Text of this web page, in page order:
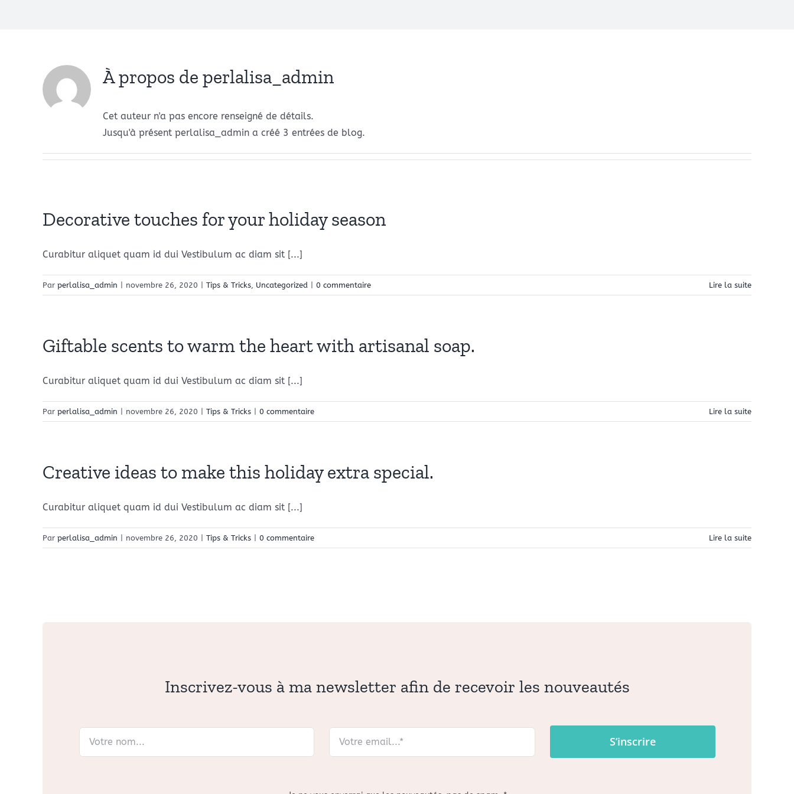
À propos de perlalisa_admin
Cet auteur n'a pas encore renseigné de détails.
Jusqu'à présent perlalisa_admin a créé 3 entrées de blog.
Decorative touches for your holiday season
Curabitur aliquet quam id dui Vestibulum ac diam sit [...]
Par perlalisa_admin novembre 26, 2020 Tips & Tricks, Uncategorized 0 commentaire Lire la suite
Giftable scents to warm the heart with artisanal soap.
Curabitur aliquet quam id dui Vestibulum ac diam sit [...]
Par perlalisa_admin novembre 26, 2020 Tips & Tricks 0 commentaire Lire la suite
Creative ideas to make this holiday extra special.
Curabitur aliquet quam id dui Vestibulum ac diam sit [...]
Par perlalisa_admin novembre 26, 2020 Tips & Tricks 0 commentaire Lire la suite
Inscrivez-vous à ma newsletter afin de recevoir les nouveautés
S’inscrire